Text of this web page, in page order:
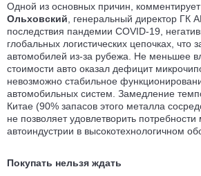
Одной из основных причин,
Ольховский, генеральный директор ГК
последствия пандемии COVID-19,
глобальных логистических цепочках, что
автомобилей из-за рубежа. Не меньшее
стоимости авто оказал дефицит
невозможно стабильное
автомобильных систем. Замедление
Китае (90% запасов этого металла
не позволяет удовлетворить потребности
автоиндустрии в высокотехнологичном
Покупать нельзя ждать